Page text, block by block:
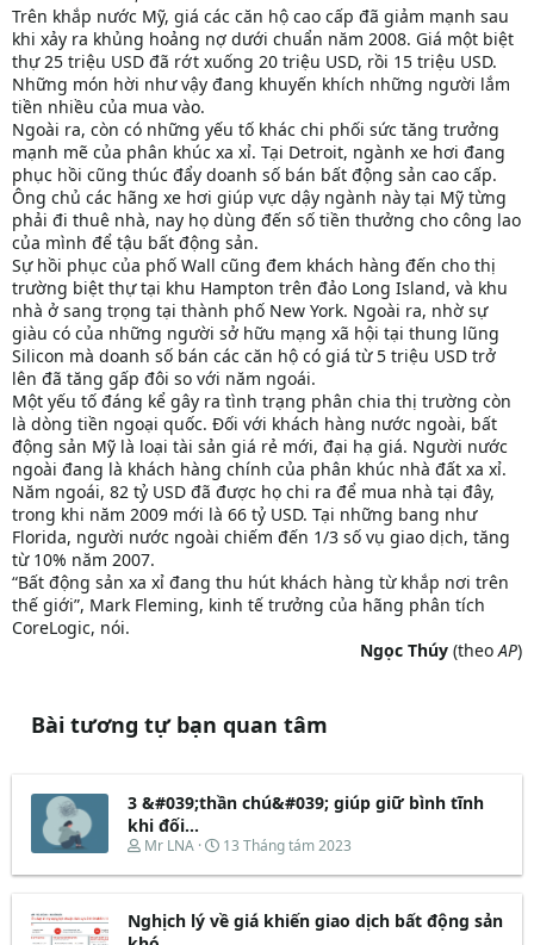
Trên khắp nước Mỹ, giá các căn hộ cao cấp đã giảm mạnh sau
khi xảy ra khủng hoảng nợ dưới chuẩn năm 2008. Giá một biệt
thự 25 triệu USD đã rớt xuống 20 triệu USD, rồi 15 triệu USD.
Những món hời như vậy đang khuyến khích những người lắm
tiền nhiều của mua vào.
Ngoài ra, còn có những yếu tố khác chi phối sức tăng trưởng
mạnh mẽ của phân khúc xa xỉ. Tại Detroit, ngành xe hơi đang
phục hồi cũng thúc đẩy doanh số bán bất động sản cao cấp.
Ông chủ các hãng xe hơi giúp vực dậy ngành này tại Mỹ từng
phải đi thuê nhà, nay họ dùng đến số tiền thưởng cho công lao
của mình để tậu bất động sản.
Sự hồi phục của phố Wall cũng đem khách hàng đến cho thị
trường biệt thự tại khu Hampton trên đảo Long Island, và khu
nhà ở sang trọng tại thành phố New York. Ngoài ra, nhờ sự
giàu có của những người sở hữu mạng xã hội tại thung lũng
Silicon mà doanh số bán các căn hộ có giá từ 5 triệu USD trở
lên đã tăng gấp đôi so với năm ngoái.
Một yếu tố đáng kể gây ra tình trạng phân chia thị trường còn
là dòng tiền ngoại quốc. Đối với khách hàng nước ngoài, bất
động sản Mỹ là loại tài sản giá rẻ mới, đại hạ giá. Người nước
ngoài đang là khách hàng chính của phân khúc nhà đất xa xỉ.
Năm ngoái, 82 tỷ USD đã được họ chi ra để mua nhà tại đây,
trong khi năm 2009 mới là 66 tỷ USD. Tại những bang như
Florida, người nước ngoài chiếm đến 1/3 số vụ giao dịch, tăng
từ 10% năm 2007.
“Bất động sản xa xỉ đang thu hút khách hàng từ khắp nơi trên
thế giới”, Mark Fleming, kinh tế trưởng của hãng phân tích
CoreLogic, nói.
Ngọc Thúy (theoAP)​
Bài tương tự bạn quan tâm
3 &#039;thần chú&#039; giúp giữ bình tĩnh
khi đối...
T
r
a
d
Mr LNA
N
à
b
13 Tháng tám 2023
Nghịch lý về giá khiến giao dịch bất động sản